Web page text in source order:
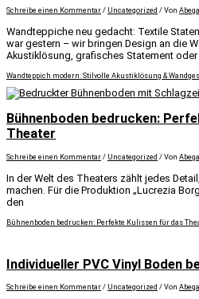
Schreibe einen Kommentar / Uncategorized / Von
Wandteppiche neu gedacht: Textile
war gestern – wir bringen Design an die
Akustiklösung, grafisches Statement oder
Wandteppich modern: Stilvolle Akustiklösung &
Bühnenboden bedrucken:
Theater
Schreibe einen Kommentar / Uncategorized / Von
In der Welt des Theaters zählt jedes
machen. Für die Produktion „Lucrezia
den
Bühnenboden bedrucken: Perfekte Kulissen für das
Individueller PVC Vinyl Boden
Schreibe einen Kommentar / Uncategorized / Von